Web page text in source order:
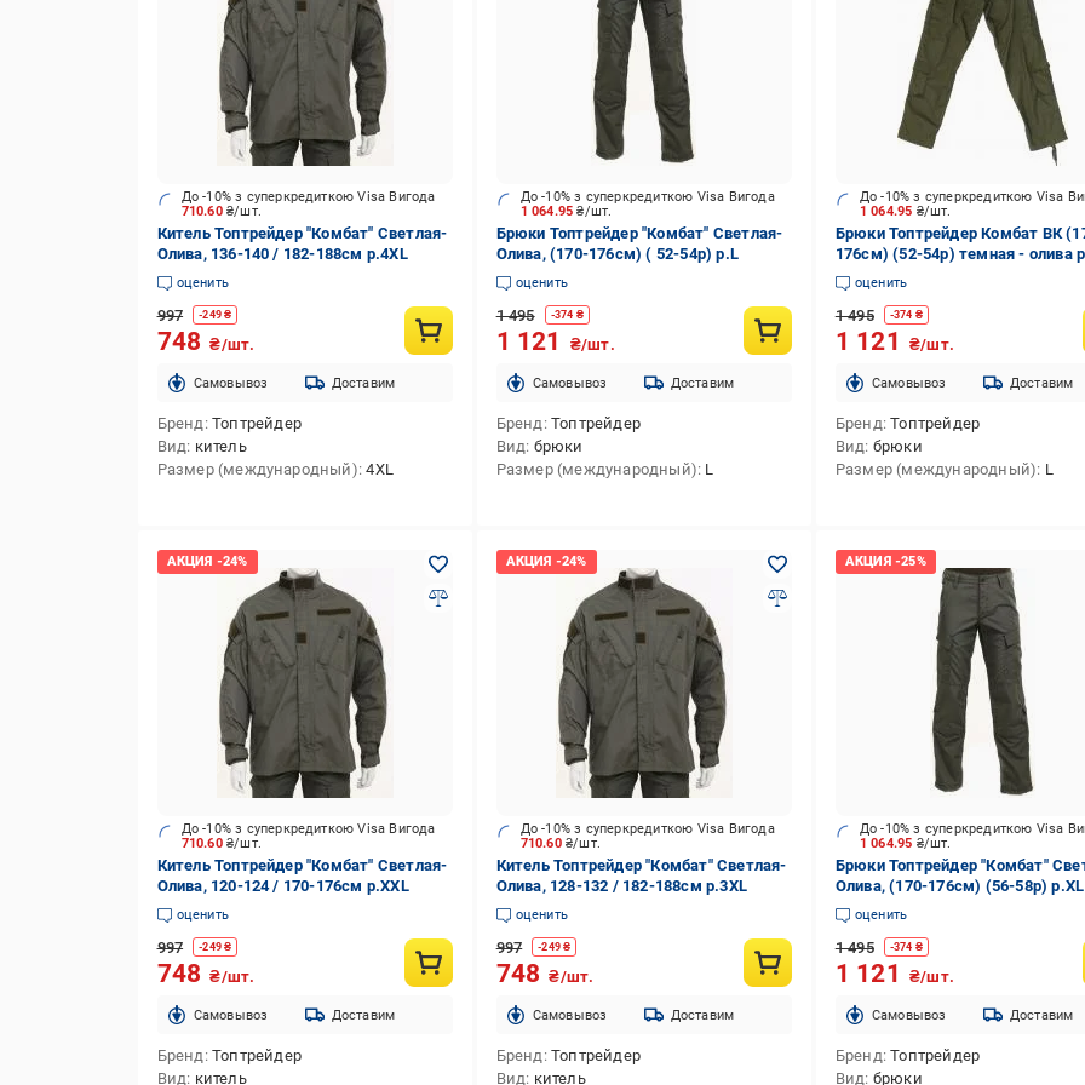
710.60 ₴/шт.
До -10% з суперкредиткою Visa Вигода
Китель Топтрейдер "Комбат" Светлая-
Олива, 136-140 / 182-188cм р.4XL
оценить
997 -249₴
748 ₴/шт.
Cамовывоз Доставим
Бренд Топтрейдер
Вид китель
Размер (международный) 4XL
1 064.95₴/шт.
До -10% з суперкредиткою Visa Вигода
Брюки Топтрейдер "Комбат" Светлая-
Олива, (170-176см) ( 52-54р) р.L
оценить
1 495 -374 ₴
1 121 ₴/шт.
Cамовывоз Доставим
Бренд Топтрейдер
Вид брюки
Размер (международный) L
1 064.95 ₴/шт.
До -10% з суперкредиткою Visa
Брюки Топтрейдер Комбат ВК
176см) (52-54р) темная - олива
оценить
1 495 -374 ₴
1 121 ₴/шт.
Cамовывоз Доставим
Бренд Топтрейдер
Вид брюки
Размер (международный) L
710.60 ₴/шт.
До -10% з суперкредиткою Visa Вигода
Китель Топтрейдер "Комбат" Светлая-
Олива, 120-124 / 170-176cм р.XXL
оценить
997 -249₴
748 ₴/шт.
Cамовывоз Доставим
Бренд Топтрейдер
Вид китель
710.60₴/шт.
До -10% з суперкредиткою Visa Вигода
Китель Топтрейдер "Комбат" Светлая-
Олива, 128-132 / 182-188cм р.3XL
оценить
997 -249 ₴
748 ₴/шт.
Cамовывоз Доставим
Бренд Топтрейдер
Вид китель
1 064.95 ₴/шт.
До -10% з суперкредиткою Visa
Брюки Топтрейдер "Комбат"
Олива, (170-176см) (56-58р) р.XL
оценить
1 495 -374 ₴
1 121 ₴/шт.
Cамовывоз Доставим
Бренд Топтрейдер
Вид брюки